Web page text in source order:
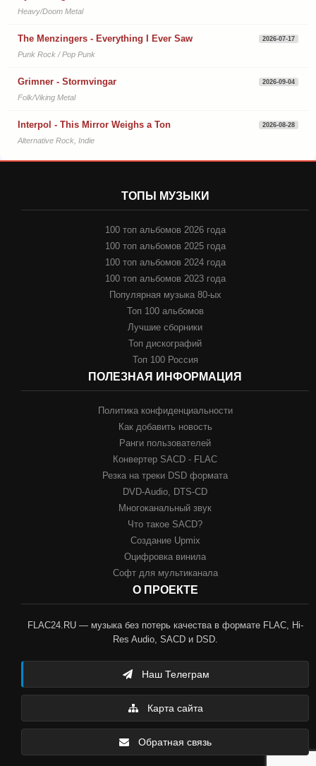
Heavy/Doom Metal
The Menzingers - Everything I Ever Saw 2026-07-17
Punk Rock / Pop Punk
Grimner - Stormvingar 2026-09-04
Folk/Viking Metal
Interpol - This Mirror Weighs a Ton 2026-08-28
Alternative Rock, Indie
ТОПЫ МУЗЫКИ
100 топ альбомов 2026 года
100 топ альбомов 2025 года
100 топ альбомов 2024 года
100 топ альбомов 2023 года
Популярная музыка 80-ых
Топ 100 альбомов
Лучшие сборники
Топ дискографий
Топ 100 Россия
ПОЛЕЗНАЯ ИНФОРМАЦИЯ
Политика конфиденциальности
Как добавить новость
Ранги пользователей
Конвертер SACD - FLAC
Резка на треки DSD формата
DVD-Audio, DTS-CD
Многоканальный звук
Что такое SACD?
Создание Upmix
Оцифровка винила
Софт для мультиканала
О ПРОЕКТЕ
FLAC24.RU — музыка без потерь качества в формате FLAC, Hi-
Res Audio, SACD и DSD.
Наш Телеграм
Карта сайта
Обратная связь